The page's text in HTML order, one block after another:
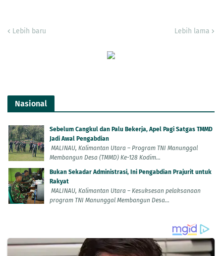
Lebih baru Lebih lama
Nasional
Sebelum Cangkul dan Palu Bekerja, Apel Pagi Satgas TMMD
Jadi Awal Pengabdian
MALINAU, Kalimantan Utara – Program TNI Manunggal
Membangun Desa (TMMD) Ke-128 Kodim...
Bukan Sekadar Administrasi, Ini Pengabdian Prajurit untuk
Rakyat
MALINAU, Kalimantan Utara – Kesuksesan pelaksanaan
program TNI Manunggal Membangun Desa...